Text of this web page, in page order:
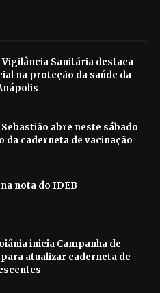
Vigilância Sanitária destaca
na proteção da saúde da
Sebastião abre neste sábado
da caderneta de vacinação
nota do IDEB
inicia Campanha de
atualizar caderneta de